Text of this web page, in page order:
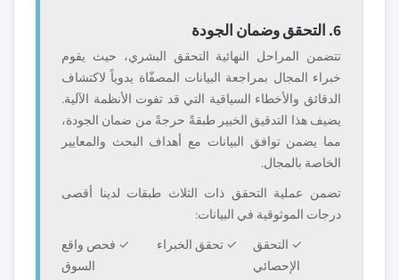
6. التحقق وضمان الجودة
تتضمن المراحل النهائية التحقق البشري، حيث يقوم
خبراء المجال بمراجعة البيانات المصفّاة يدوياً لاكتشاف
الدقائق والأخطاء السياقية التي قد تفوت الأنظمة الآلية.
يضيف هذا التدقيق الخبير طبقةً حرجةً من ضمان الجودة،
مما يضمن توافق البيانات مع أهداف البحث والمعايير
الخاصة بالمجال.
تضمن عملية التحقق ذات الثلاث طبقات لدينا أقصى
درجات الموثوقية في البيانات:
✓ التحقق
الإحصائي
✓ تحقق الخبراء
✓ فحص واقع
السوق